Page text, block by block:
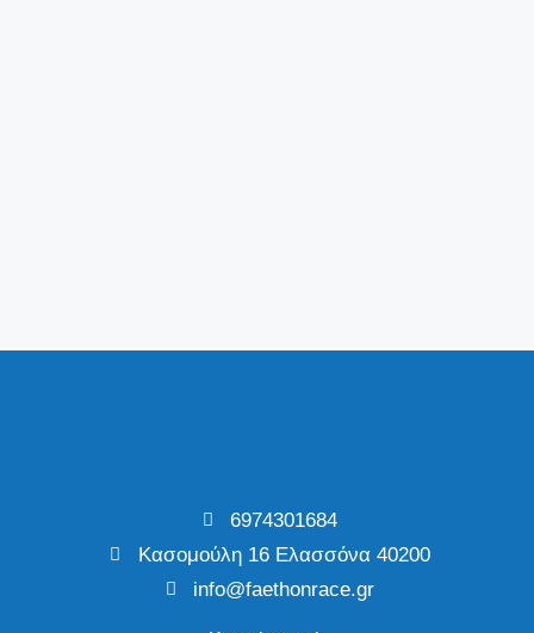
6974301684
Κασομούλη 16 Ελασσόνα 40200
info@faethonrace.gr